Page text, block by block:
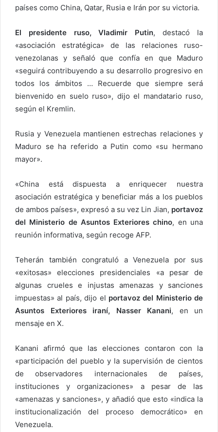
países como China, Qatar, Rusia e Irán por su victoria.
El presidente ruso, Vladimir Putin, destacó la
«asociación estratégica» de las relaciones ruso-
venezolanas y señaló que confía en que Maduro
«seguirá contribuyendo a su desarrollo progresivo en
todos los ámbitos … Recuerde que siempre será
bienvenido en suelo ruso», dijo el mandatario ruso,
según el Kremlin.
Rusia y Venezuela mantienen estrechas relaciones y
Maduro se ha referido a Putin como «su hermano
mayor».
«China está dispuesta a enriquecer nuestra
asociación estratégica y beneficiar más a los pueblos
de ambos países», expresó a su vez Lin Jian, portavoz
del Ministerio de Asuntos Exteriores chino, en una
reunión informativa, según recoge AFP.
Teherán también congratuló a Venezuela por sus
«exitosas» elecciones presidenciales «a pesar de
algunas crueles e injustas amenazas y sanciones
impuestas» al país, dijo el portavoz del Ministerio de
Asuntos Exteriores iraní, Nasser Kanani, en un
mensaje en X.
Kanani afirmó que las elecciones contaron con la
«participación del pueblo y la supervisión de cientos
de observadores internacionales de países,
instituciones y organizaciones» a pesar de las
«amenazas y sanciones», y añadió que esto «indica la
institucionalización del proceso democrático» en
Venezuela.